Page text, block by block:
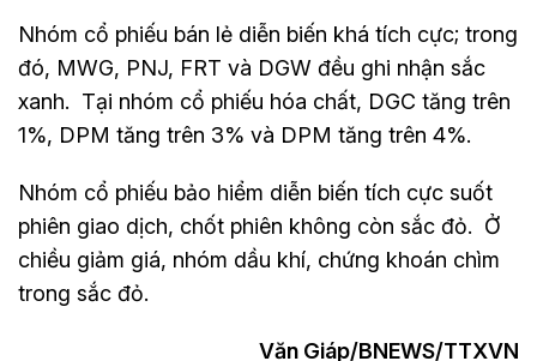
Nhóm cổ phiếu bán lẻ diễn biến khá tích cực; trong
đó, MWG, PNJ, FRT và DGW đều ghi nhận sắc
xanh. Tại nhóm cổ phiếu hóa chất, DGC tăng trên
1%, DPM tăng trên 3% và DPM tăng trên 4%.
Nhóm cổ phiếu bảo hiểm diễn biến tích cực suốt
phiên giao dịch, chốt phiên không còn sắc đỏ. Ở
chiều giảm giá, nhóm dầu khí, chứng khoán chìm
trong sắc đỏ.
Văn Giáp/BNEWS/TTXVN